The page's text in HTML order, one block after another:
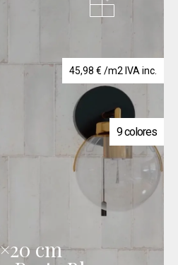
45,98 € /m2 IVA inc.
9 colores
cm